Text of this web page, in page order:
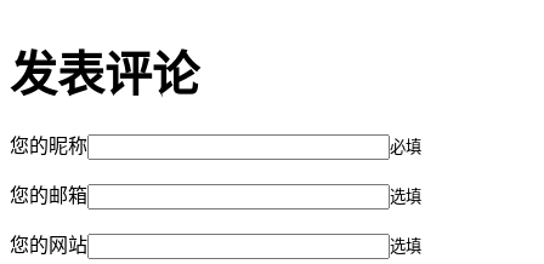
发表评论
您的昵称 必填
您的邮箱 选填
您的网站 选填